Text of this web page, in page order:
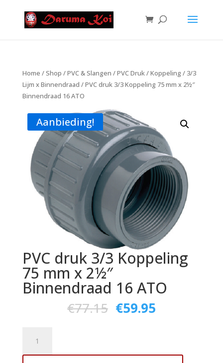
Home /Shop /PVC & Slangen /PVC Druk/Koppeling / 3/3
Lijm x Binnendraad / PVC druk 3/3 Koppeling 75 mm x 2½″
Binnendraad 16 ATO
Aanbieding!
PVC druk 3/3 Koppeling
75 mm x 2½″
Binnendraad 16 ATO
€77.15 €59.95
3/3